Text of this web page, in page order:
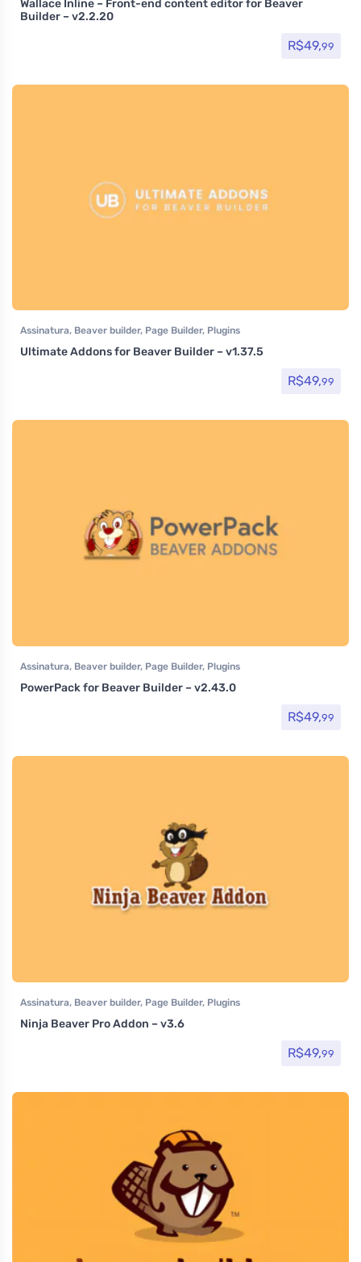
Wallace Inline – Front-end content editor for Beaver
Builder – v2.2.20
R$49,99
Assinatura, Beaver builder, Page Builder, Plugins
Ultimate Addons for Beaver Builder – v1.37.5
R$49,99
Assinatura, Beaver builder, Page Builder, Plugins
PowerPack for Beaver Builder – v2.43.0
R$49,99
Assinatura, Beaver builder, Page Builder, Plugins
Ninja Beaver Pro Addon – v3.6
R$49,99